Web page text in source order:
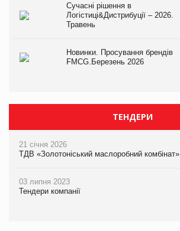
Сучасні рішення в
Логістиці&Дистрибуції – 2026.
Травень
Новинки. Просування брендів
FMCG.Березень 2026
ТЕНДЕРИ
21 січня 2026
ТДВ «Золотоніський маслоробний комбінат»
03 липня 2023
Тендери компанії